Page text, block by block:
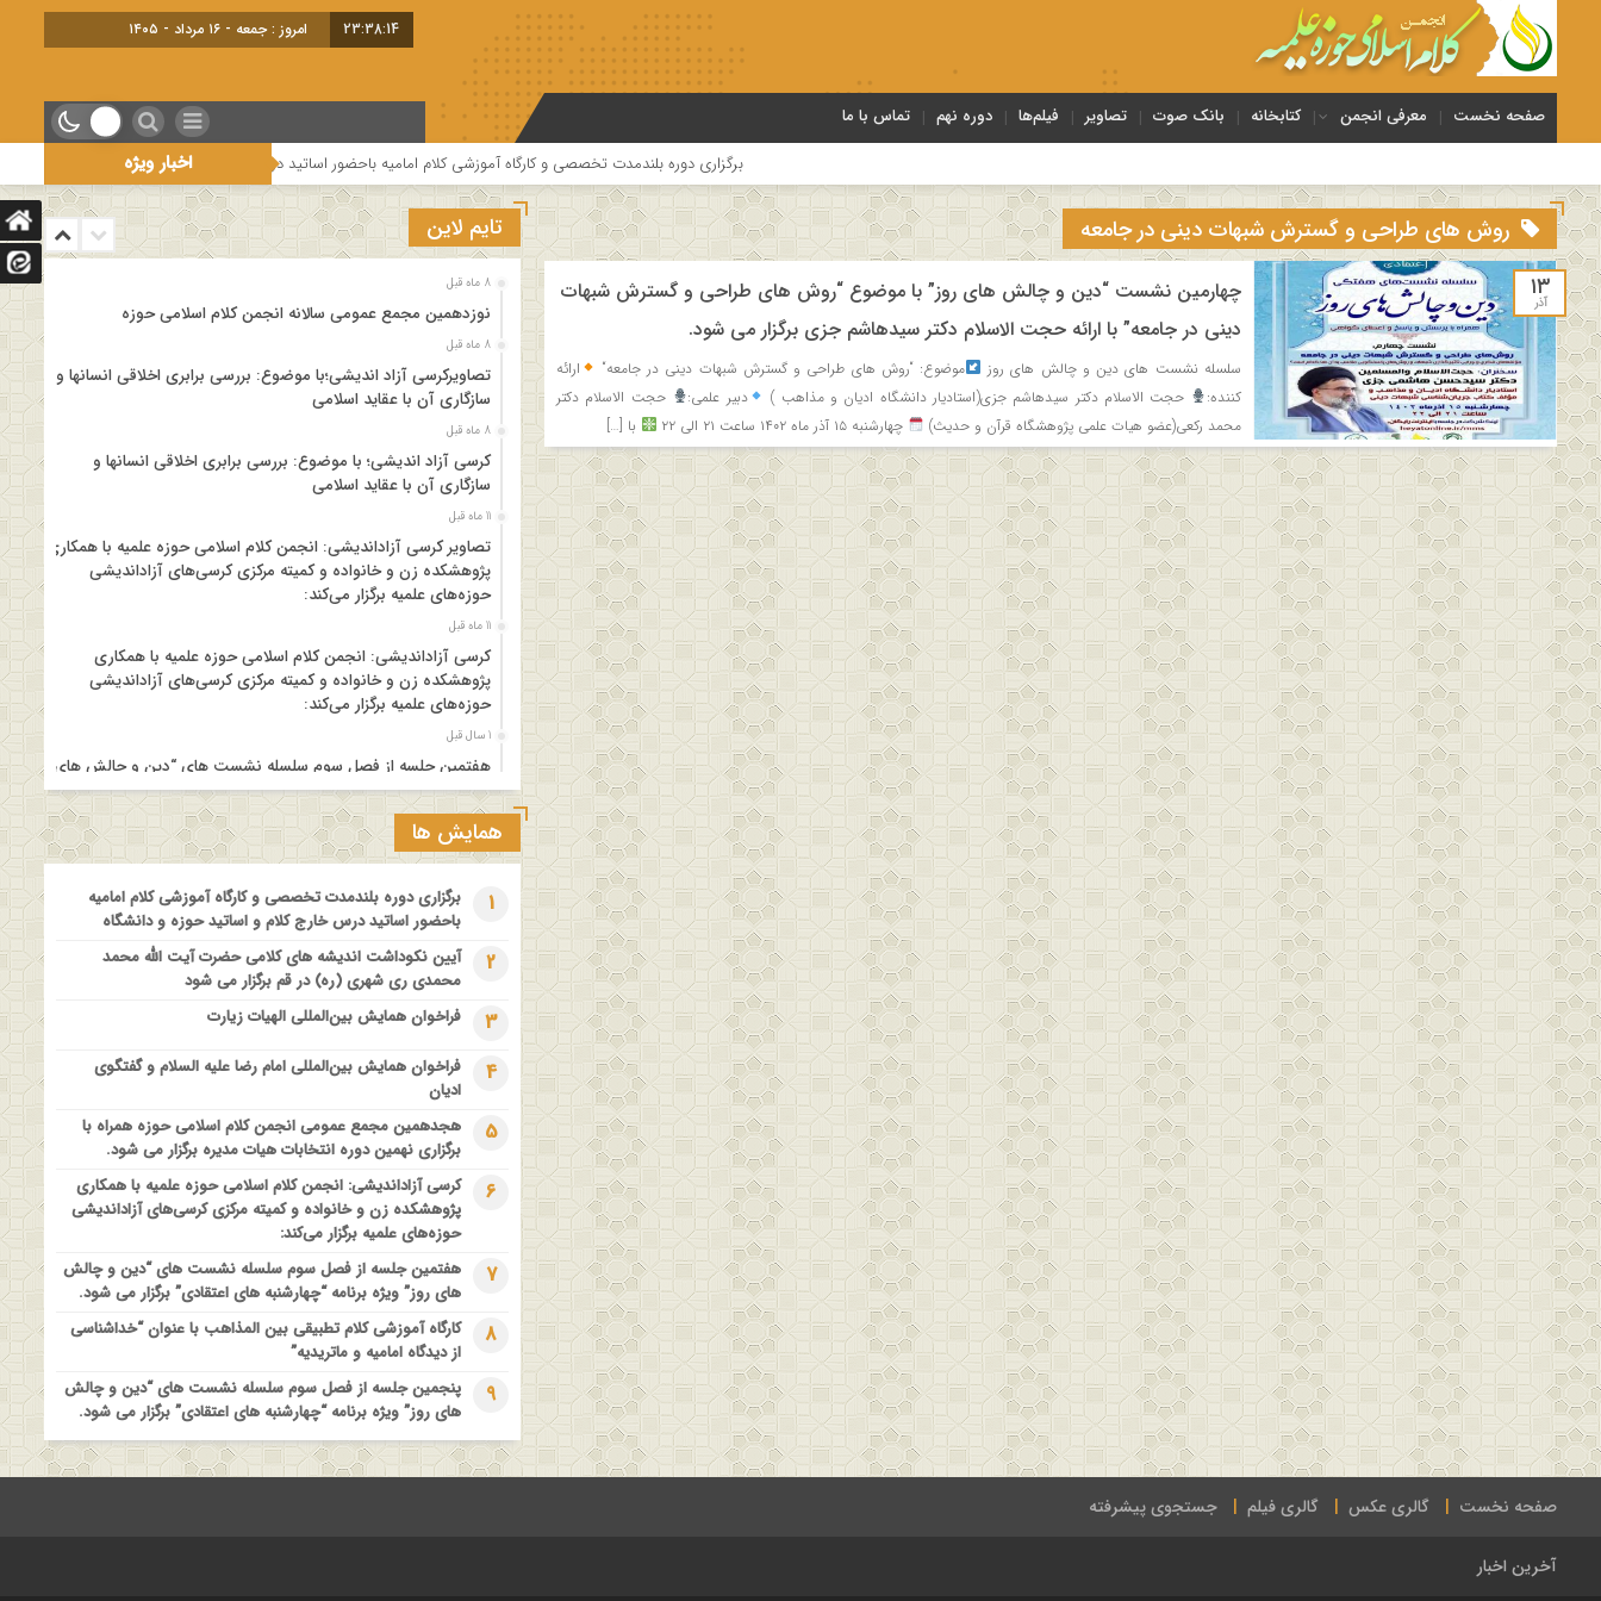
23:38:14 امروز : جمعه - ۱۶ مرداد - ۱۴۰۵
صفحه نخست معرفی انجمن کتابخانه بانک صوت تصاویر فیلم‌ها دوره نهم تماس با ما
اخبار ویژه
برگزاری دوره بلندمدت تخصصی و کارگاه آموزشی کلام امامیه باحضور اساتید درس خارج کلام و اساتید حوزه و دانشگاه
روش های طراحی و گسترش شبهات دینی در جامعه
۱۳
آذر
چهارمین نشست “دین و چالش های روز” با موضوع “روش های طراحی و گسترش شبهات
دینی در جامعه” با ارائه حجت الاسلام دکتر سیدهاشم جزی برگزار می شود.
سلسله نشست های دین و چالش های روز موضوع: “روش های طراحی و گسترش شبهات دینی در جامعه“
ارائه
کننده:
حجت الاسلام دکتر سیدهاشم جزی(استادیار دانشگاه ادیان و مذاهب ) دبیر علمی:
حجت الاسلام دکتر
محمد رکعی(عضو هیات علمی پژوهشگاه قرآن و حدیث)
چهارشنبه ۱۵ آذر ماه ۱۴۰۲ ساعت ۲۱ الی ۲۲ با […]
تایم لاین
8 ماه قبل
نوزدهمین مجمع عمومی سالانه انجمن کلام اسلامی حوزه
8 ماه قبل
تصاویرکرسی آزاد اندیشی؛با موضوع: بررسی برابری اخلاقی انسانها و
سازگاری آن با عقاید اسلامی
8 ماه قبل
کرسی آزاد اندیشی؛ با موضوع: بررسی برابری اخلاقی انسانها و
سازگاری آن با عقاید اسلامی
11 ماه قبل
تصاویر کرسی آزاداندیشی: انجمن کلام اسلامی حوزه علمیه با همکاری
پژوهشکده زن و خانواده و کمیته مرکزی کرسی‌های آزاداندیشی
حوزه‌های علمیه برگزار می‌کند:
11 ماه قبل
کرسی آزاداندیشی: انجمن کلام اسلامی حوزه علمیه با همکاری
پژوهشکده زن و خانواده و کمیته مرکزی کرسی‌های آزاداندیشی
حوزه‌های علمیه برگزار می‌کند:
1 سال قبل
هفتمین جلسه از فصل سوم سلسله نشست های “دین و چالش های
روز” ویژه برنامه “چهارشنبه های اعتقادی” برگزار می شود.
مدرسه بهاره بازخوانی آموزه وحیانی بینونت پیشینه // تقریرها // ادله
کارگاه آموزشی کلام تطبیقی بین المذاهب با عنوان “خداشناسی از
دیدگاه امامیه و ماتریدیه”
1 سال قبل
#عقلانی
فراخوان مقاله ویژه سیزدهمین همایش بین المللی’فلسفه دین معاصر
همایش ها
1
برگزاری دوره بلندمدت تخصصی و کارگاه آموزشی کلام امامیه
باحضور اساتید درس خارج کلام و اساتید حوزه و دانشگاه
2
آیین نکوداشت اندیشه های کلامی حضرت آیت الله محمد
محمدی ری شهری (ره) در قم برگزار می شود
3 فراخوان همایش بین‌المللی الهیات زیارت
4
فراخوان همایش بین‌المللی امام رضا علیه السلام و گفتگوی
ادیان
5
هجدهمین مجمع عمومی انجمن کلام اسلامی حوزه همراه با
برگزاری نهمین دوره انتخابات هیات مدیره برگزار می شود.
6
کرسی آزاداندیشی: انجمن کلام اسلامی حوزه علمیه با همکاری
پژوهشکده زن و خانواده و کمیته مرکزی کرسی‌های آزاداندیشی
حوزه‌های علمیه برگزار می‌کند:
7
هفتمین جلسه از فصل سوم سلسله نشست های “دین و چالش
های روز” ویژه برنامه “چهارشنبه های اعتقادی” برگزار می شود.
8
کارگاه آموزشی کلام تطبیقی بین المذاهب با عنوان “خداشناسی
از دیدگاه امامیه و ماتریدیه”
9
پنجمین جلسه از فصل سوم سلسله نشست های “دین و چالش
های روز” ویژه برنامه “چهارشنبه های اعتقادی” برگزار می شود.
صفحه نخست گالری عکس گالری فیلم جستجوی پیشرفته
آخرین اخبار